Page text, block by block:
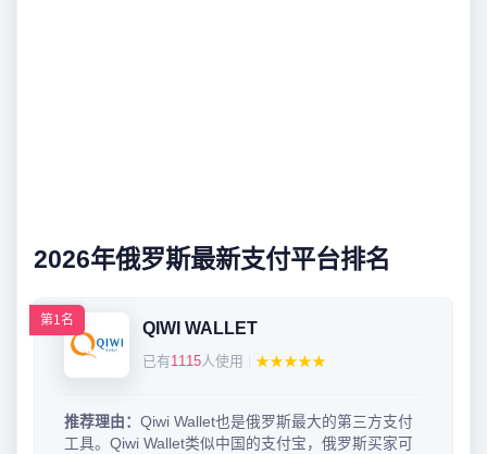
2026年俄罗斯最新支付平台排名
第1名 QIWI WALLET
已有1115人使用 ★★★★★
推荐理由： Qiwi Wallet也是俄罗斯最大的第三方支付
工具。Qiwi Wallet类似中国的支付宝，俄罗斯买家可